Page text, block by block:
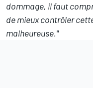
dommage, il faut
de mieux contrôler
malheureuse."